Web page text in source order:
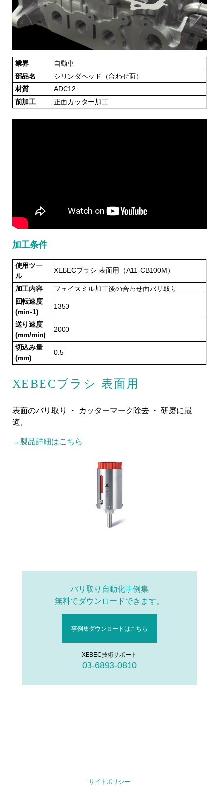
業界
自動車
部品名
シリンダヘッド（合わせ面）
材質
ADC12
前加工
正面カッター加工
加工条件
使用ツー
ル
XEBECブラシ 表面用（A11-CB100M）
加工内容
フェイスミル加工後の合わせ面バリ取り
回転速度
(min-1)
1350
送り速度
(mm/min)
2000
切込み量
(mm)
0.5
XEBECブラシ 表面用
表面のバリ取り ・ カッターマーク除去 ・ 研磨に最
適。
→製品詳細はこちら
バリ取り自動化事例集
無料でダウンロードできます。
事例集ダウンロードはこちら
XEBEC技術サポート
03-6893-0810
サイトポリシー